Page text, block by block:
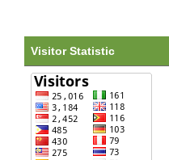
Visitor Statistic